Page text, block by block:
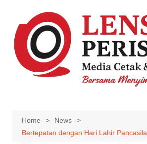
content
Home
News
Bertepatan dengan Hari Lahir Pancasila